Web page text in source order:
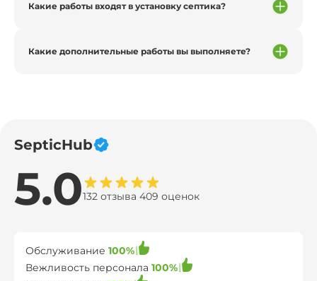
Какие работы входят в установку септика?
Какие дополнительные работы вы выполняете?
SepticHub
5.0132 отзыва 409 оценок
Обслуживание 100%
Вежливость персонала 100%